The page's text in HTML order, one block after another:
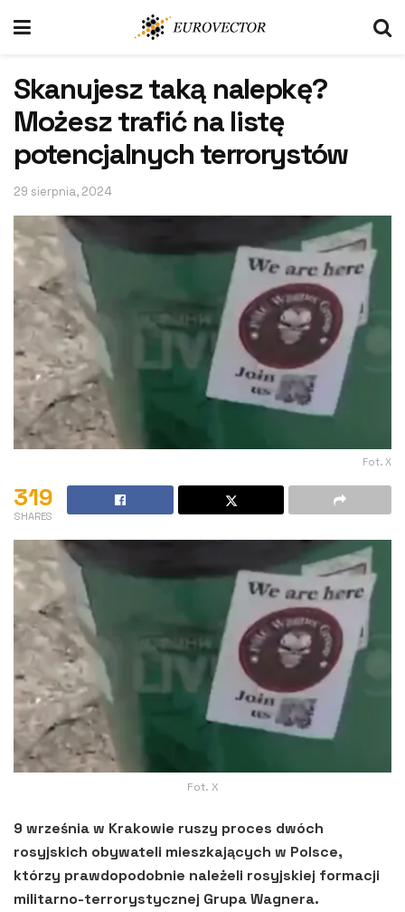
Skanujesz taką nalepkę?
Możesz trafić na listę
potencjalnych terrorystów
29 sierpnia, 2024
Fot. X
319
SHARES
Fot. X
9 września w Krakowie ruszy proces dwóch
rosyjskich obywateli mieszkających w Polsce,
którzy prawdopodobnie należeli rosyjskiej formacji
militarno-terrorystycznej Grupa Wagnera.